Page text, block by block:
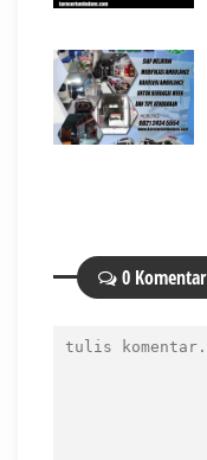
0 Komentar